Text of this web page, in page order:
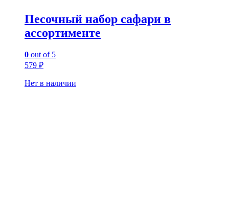
Песочный набор сафари в
ассортименте
0 out of 5
579 ₽
Нет в наличии